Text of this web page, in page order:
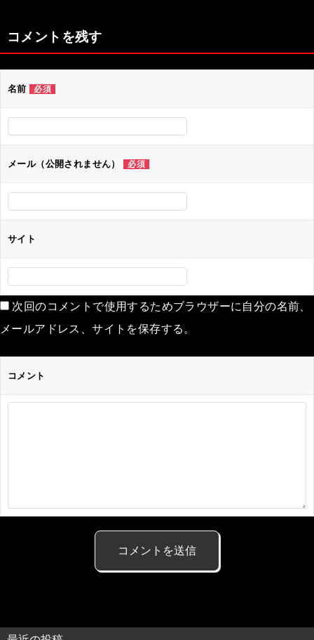
ビ
ゲ
ー
シ
ョ
ン
コメントを残す
名前 必須
メール（公開されません） 必須
サイト
次回のコメントで使用するためブラウザーに自分の名前、
メールアドレス、サイトを保存する。
コメント